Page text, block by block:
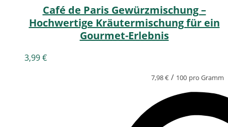
Café de Paris Gewürzmischung –
Hochwertige Kräutermischung für ein
Gourmet-Erlebnis
3,99€
7,98€ / 100 pro Gramm